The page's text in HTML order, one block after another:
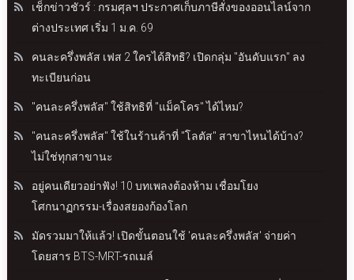
เช็กข่าวชัวร์ : กรมศุลฯ ประกาศเก็บภาษีสั่งของออนไลน์จาก
ต่างประเทศ เริ่ม 1 ม.ค. 69
คนละครึ่งพลัส เฟส 2 ใครได้สิทธิ? เปิดกลุ่ม "อันดับแรก" ลง
ทะเบียนก่อน
"คนละครึ่งพลัส" ใช้สิทธิที่ "แม็คโคร" ได้ไหม?
"คนละครึ่งพลัส" ใช้ในร้านค้าที่ "โลตัส" สาขาไหนได้บ้าง?
ไม่ใช่ทุกสาขานะ
อยู่คนเดียวอย่าฟัง! 10 บทเพลงต้องห้าม เชื่อมโยง
โศกนาฏกรรม-เรื่องสยองก้องโลก
มัดรวมมาให้แล้ว! เปิดขั้นตอนใช้ 'คนละครึ่งพลัส' จ่ายค่า
โดยสาร BTS-MRT-รถเมล์